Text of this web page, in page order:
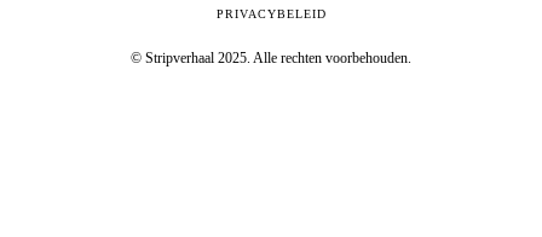
© Stripverhaal 2025. Alle rechten voorbehouden.
PRIVACYBELEID